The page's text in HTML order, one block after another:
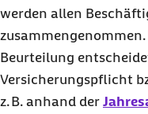
werden allen
Beurteilung
Versicherungspflicht
z. B. anhand der